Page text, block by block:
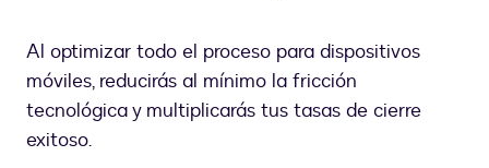
Al optimizar todo el proceso para dispositivos
móviles, reducirás al mínimo la fricción
tecnológica y multiplicarás tus tasas de cierre
exitoso.